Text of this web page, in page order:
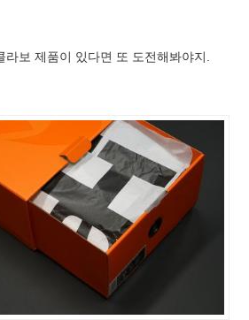
라보 제품이 있다면 또 도전해봐야지.